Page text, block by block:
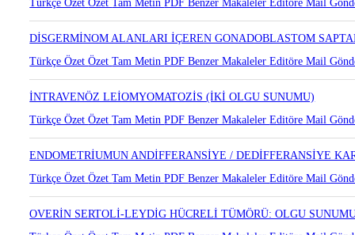
MYXOMA OF THE OVARY: A CASE REPORT
Türkçe ÖzetÖzetTam MetinPDFBenzer MakalelerEditöre Mail
DİSGERMİNOM ALANLARI İÇEREN GONADOBLASTOM
Türkçe ÖzetÖzetTam MetinPDFBenzer MakalelerEditöre Mail
İNTRAVENÖZ LEİOMYOMATOZİS (İKİ OLGU SUNUMU)
Türkçe ÖzetÖzetTam MetinPDFBenzer MakalelerEditöre Mail
ENDOMETRİUMUN ANDİFFERANSİYE / DEDİFFERANSİYE
Türkçe ÖzetÖzetTam MetinPDFBenzer MakalelerEditöre Mail